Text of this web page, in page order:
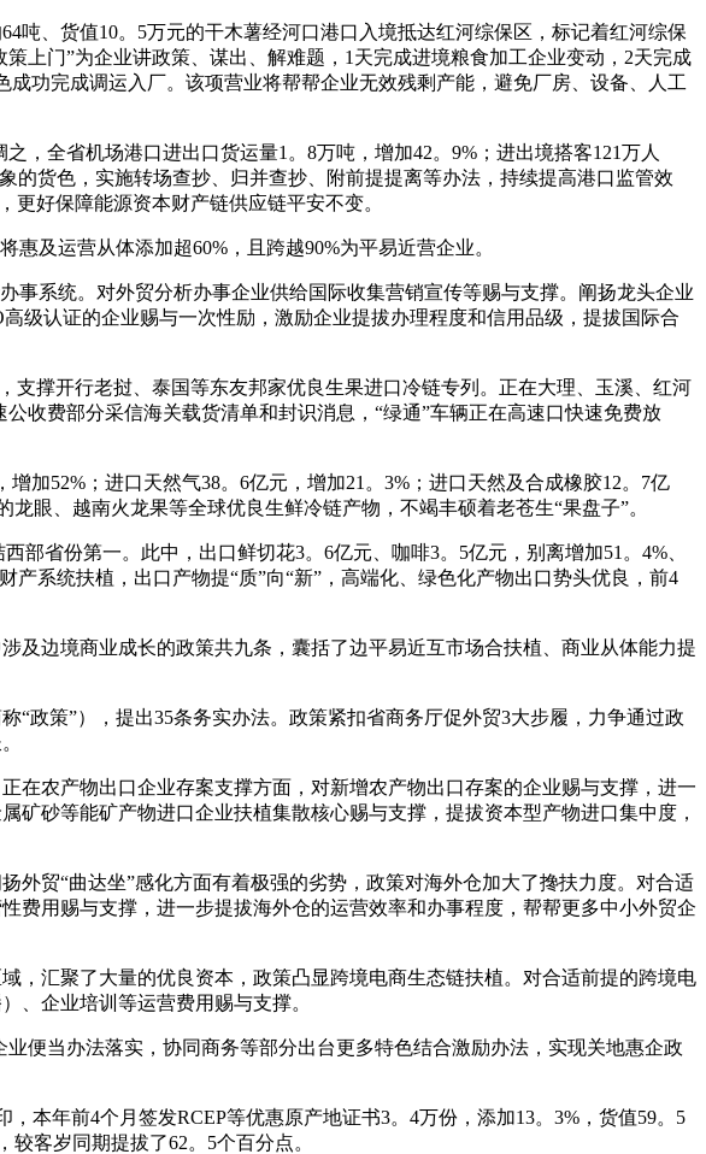
、货值10。5万元的干木薯经河口港口入境抵达红河综保区，标记着红河综保
上门”为企业讲政策、谋出、解难题，1天完成进境粮食加工企业变动，2天完成
功完成调运入厂。该项营业将帮帮企业无效残剩产能，避免厂房、设备、人工
全省机场港口进出口货运量1。8万吨，增加42。9%；进出境搭客121万人
的货色，实施转场查抄、归并查抄、附前提提离等办法，持续提高港口监管效
更好保障能源资本财产链供应链平安不变。
及运营从体添加超60%，且跨越90%为平易近营企业。
系统。对外贸分析办事企业供给国际收集营销宣传等赐与支撑。阐扬龙头企业
级认证的企业赐与一次性励，激励企业提拔办理程度和信用品级，提拔国际合
撑开行老挝、泰国等东友邦家优良生果进口冷链专列。正在大理、玉溪、红河
收费部分采信海关载货清单和封识消息，“绿通”车辆正在高速口快速免费放
52%；进口天然气38。6亿元，增加21。3%；进口天然及合成橡胶12。7亿
眼、越南火龙果等全球优良生鲜冷链产物，不竭丰硕着老苍生“果盘子”。
省份第一。此中，出口鲜切花3。6亿元、咖啡3。5亿元，别离增加51。4%、
系统扶植，出口产物提“质”向“新”，高端化、绿色化产物出口势头优良，前4
边境商业成长的政策共九条，囊括了边平易近互市场合扶植、商业从体能力提
策”），提出35条务实办法。政策紧扣省商务厅促外贸3大步履，力争通过政
农产物出口企业存案支撑方面，对新增农产物出口存案的企业赐与支撑，进一
砂等能矿产物进口企业扶植集散核心赐与支撑，提拔资本型产物进口集中度，
贸“曲达坐”感化方面有着极强的劣势，政策对海外仓加大了搀扶力度。对合适
费用赐与支撑，进一步提拔海外仓的运营效率和办事程度，帮帮更多中小外贸企
汇聚了大量的优良资本，政策凸显跨境电商生态链扶植。对合适前提的跨境电
、企业培训等运营费用赐与支撑。
便当办法落实，协同商务等部分出台更多特色结合激励办法，实现关地惠企政
年前4个月签发RCEP等优惠原产地证书3。4万份，添加13。3%，货值59。5
客岁同期提拔了62。5个百分点。